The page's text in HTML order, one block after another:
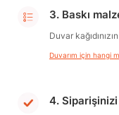
3. Baskı
Duvar
Duvarım için hangi
4.